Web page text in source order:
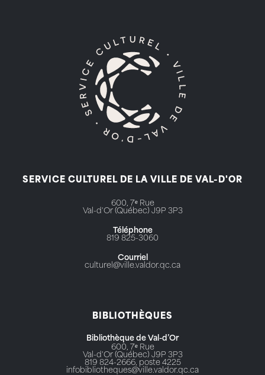
SERVICE CULTUREL DE LA VILLE DE VAL-D'OR
600, 7ᵉ Rue
Val-d'Or (Québec) J9P 3P3
Téléphone
819 825-3060
Courriel
culturel@ville.valdor.qc.ca
BIBLIOTHÈQUES
Bibliothèque de Val-d’Or
600, 7ᵉ Rue
Val-d'Or (Québec) J9P 3P3
819 824-2666, poste 4225
infobibliotheques@ville.valdor.qc.ca